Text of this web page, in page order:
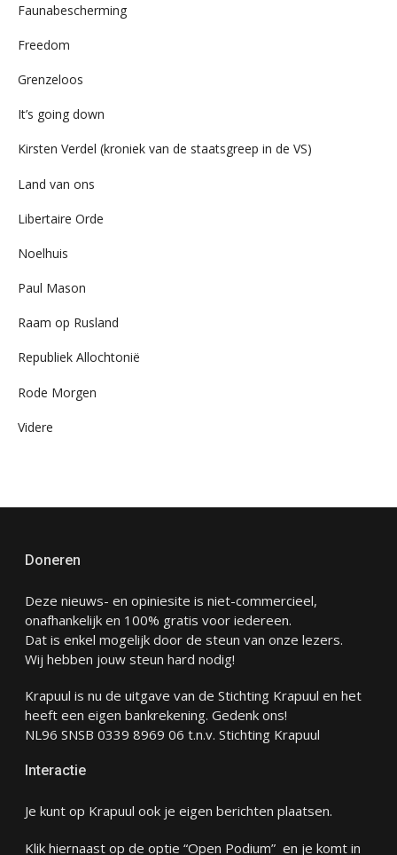
Faunabescherming
Freedom
Grenzeloos
It’s going down
Kirsten Verdel (kroniek van de staatsgreep in de VS)
Land van ons
Libertaire Orde
Noelhuis
Paul Mason
Raam op Rusland
Republiek Allochtonië
Rode Morgen
Videre
Doneren
Deze nieuws- en opiniesite is niet-commercieel,
onafhankelijk en 100% gratis voor iedereen.
Dat is enkel mogelijk door de steun van onze lezers.
Wij hebben jouw steun hard nodig!
Krapuul is nu de uitgave van de Stichting Krapuul en het
heeft een eigen bankrekening. Gedenk ons!
NL96 SNSB 0339 8969 06 t.n.v. Stichting Krapuul
Interactie
Je kunt op Krapuul ook je eigen berichten plaatsen.
Klik hiernaast op de optie “Open Podium” en je komt in